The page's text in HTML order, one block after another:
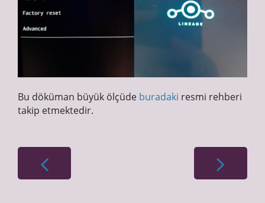
Bu döküman büyük ölçüde buradaki resmi rehberi
takip etmektedir.